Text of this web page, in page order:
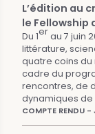
L’édition au
le Fellowship
Du 1erau 7 juin
littérature,
quatre coins du
cadre du
rencontres, de
dynamiques de
COMPTE RENDU